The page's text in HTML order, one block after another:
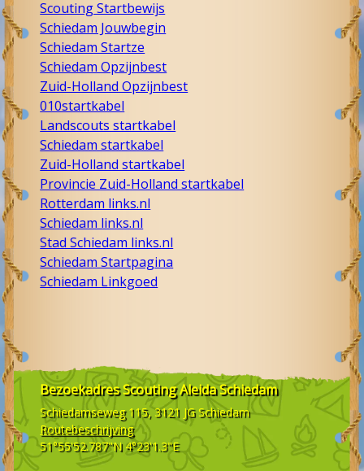
Scouting Startbewijs
Schiedam Jouwbegin
Schiedam Startze
Schiedam Opzijnbest
Zuid-Holland Opzijnbest
010startkabel
Landscouts startkabel
Schiedam startkabel
Zuid-Holland startkabel
Provincie Zuid-Holland startkabel
Rotterdam links.nl
Schiedam links.nl
Stad Schiedam links.nl
Schiedam Startpagina
Schiedam Linkgoed
BezoekadresScouting Aleida Schiedam
Schiedamseweg 115, 3121 JG Schiedam
Routebeschrijving
51°55'52.787"N 4°23'1.3"E